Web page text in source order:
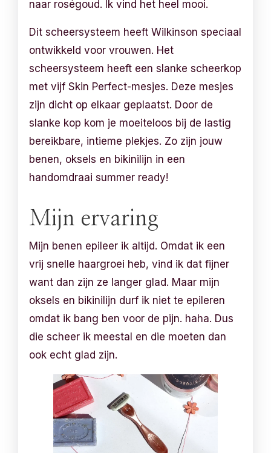
naar roségoud. Ik vind het heel mooi.
Dit scheersysteem heeft Wilkinson speciaal
ontwikkeld voor vrouwen. Het
scheersysteem heeft een slanke scheerkop
met vijf Skin Perfect-mesjes. Deze mesjes
zijn dicht op elkaar geplaatst. Door de
slanke kop kom je moeiteloos bij de lastig
bereikbare, intieme plekjes. Zo zijn jouw
benen, oksels en bikinilijn in een
handomdraai summer ready!
Mijn ervaring
Mijn benen epileer ik altijd. Omdat ik een
vrij snelle haargroei heb, vind ik dat fijner
want dan zijn ze langer glad. Maar mijn
oksels en bikinilijn durf ik niet te epileren
omdat ik bang ben voor de pijn. haha. Dus
die scheer ik meestal en die moeten dan
ook echt glad zijn.